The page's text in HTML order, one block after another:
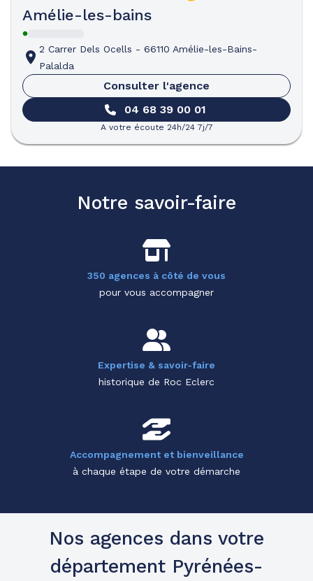
Amélie-les-bains
2 Carrer Dels Ocells - 66110 Amélie-les-Bains-
Palalda
Consulter l'agence
04 68 39 00 01
A votre écoute 24h/24 7j/7
Notre savoir-faire
350 agences à côté de vous
pour vous accompagner
Expertise & savoir-faire
historique de Roc Eclerc
Accompagnement et bienveillance
à chaque étape de votre démarche
Nos agences dans votre
département Pyrénées-